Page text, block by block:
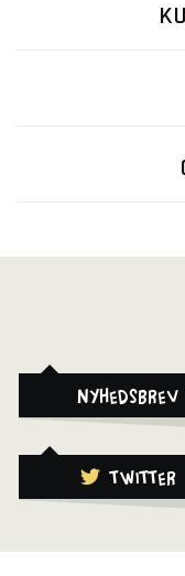
Nyhedsbrev
Twitter